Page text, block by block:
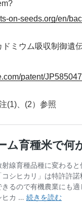
on-seeds.org/en/
ミウム吸収制御遺
patent/
(1)、(2）参照